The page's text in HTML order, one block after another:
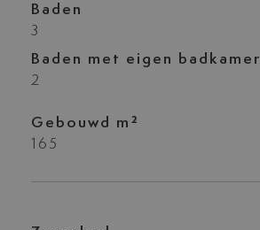
Baden
3
Baden met eigen badkamer
2
Gebouwd m²
165